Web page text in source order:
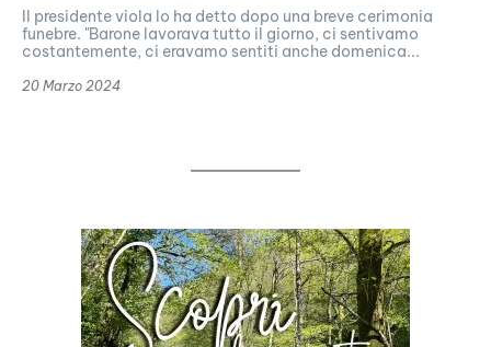
Il presidente viola lo ha detto dopo una breve cerimonia
funebre. "Barone lavorava tutto il giorno, ci sentivamo
costantemente, ci eravamo sentiti anche domenica...
20 Marzo 2024